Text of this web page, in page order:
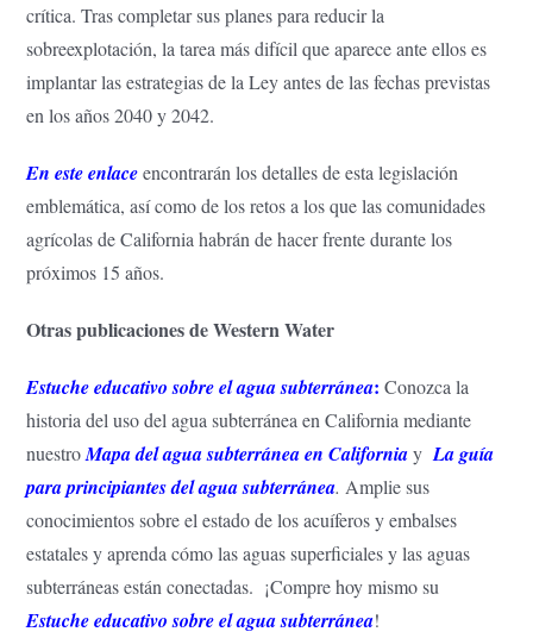
crítica. Tras completar sus planes para reducir la
sobreexplotación, la tarea más difícil que aparece ante ellos es
implantar las estrategias de la Ley antes de las fechas previstas
en los años 2040 y 2042.
En este enlaceencontrarán los detalles de esta legislación
emblemática, así como de los retos a los que las comunidades
agrícolas de California habrán de hacer frente durante los
próximos 15 años.
Otras publicaciones de Western Water
Estuche educativo sobre el agua subterránea: Conozca la
historia del uso del agua subterránea en California mediante
nuestroMapa del agua subterránea en CaliforniayLa guía
para principiantes del agua subterránea. Amplie sus
conocimientos sobre el estado de los acuíferos y embalses
estatales y aprenda cómo las aguas superficiales y las aguas
subterráneas están conectadas. ¡Compre hoy mismo su
Estuche educativo sobre el agua subterránea!